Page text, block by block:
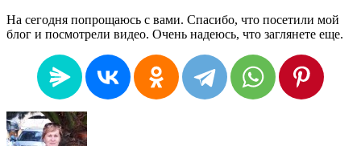
На сегодня попрощаюсь с вами. Спасибо, что посетили мой
блог и посмотрели видео. Очень надеюсь, что заглянете еще.